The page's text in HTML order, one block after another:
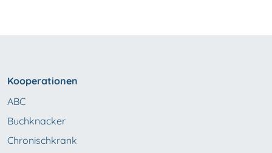
Kooperationen
ABC
Buchknacker
Chronischkrank